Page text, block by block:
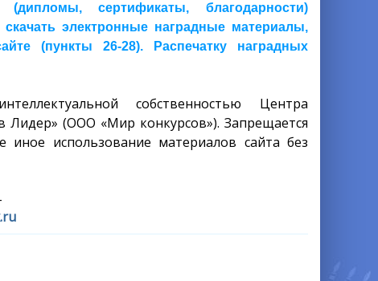
сертификаты, благодарности)
электронные наградные материалы,
(пункты 26-28). Распечатку наградных
собственностью Центра
Лидер» (ООО «Мир конкурсов»). Запрещается
иное использование материалов сайта без